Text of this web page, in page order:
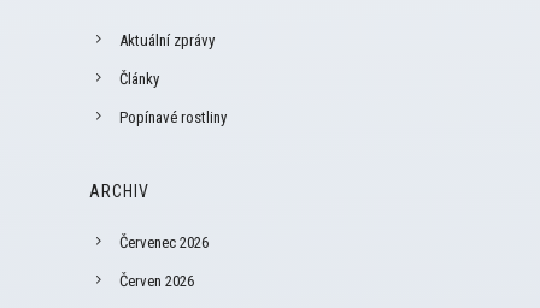
Aktuální zprávy
Články
Popínavé rostliny
ARCHIV
Červenec 2026
Červen 2026